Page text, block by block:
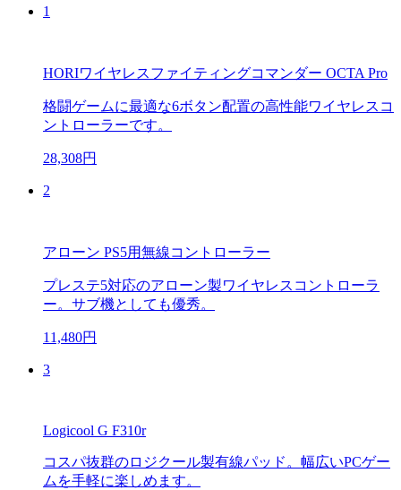
1
HORIワイヤレスファイティングコマンダー OCTA Pro
格闘ゲームに最適な6ボタン配置の高性能ワイヤレスコ
ントローラーです。
28,308円
2
アローン PS5用無線コントローラー
プレステ5対応のアローン製ワイヤレスコントローラ
ー。サブ機としても優秀。
11,480円
3
Logicool G F310r
コスパ抜群のロジクール製有線パッド。幅広いPCゲー
ムを手軽に楽しめます。